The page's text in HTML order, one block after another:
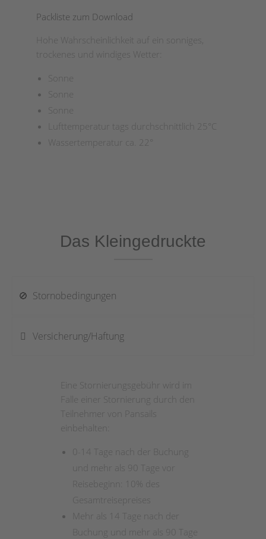
Packliste zum Download
Hohe Wahrscheinlichkeit auf ein sonniges,
trockenes und windiges Wetter:
Sonne
Sonne
Sonne
Lufttemperatur tags durchschnittlich 25°C
Wassertemperatur ca. 22°
Das Kleingedruckte
Stornobedingungen
Versicherung/Haftung
Eine Stornierungsgebühr wird im
Falle einer Stornierung durch den
Teilnehmer von Pansails
einbehalten:
0-14 Tage nach der Buchung
und mehr als 90 Tage vor
Reisebeginn: 10% des
Gesamtreisepreises
Mehr als 14 Tage nach der
Buchung und mehr als 90 Tage